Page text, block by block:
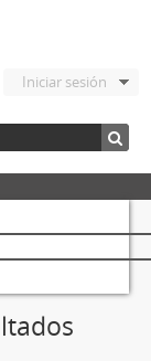
Iniciar sesión